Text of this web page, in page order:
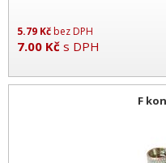
5.79 Kčbez DPH
7.00 Kč s DPH
F